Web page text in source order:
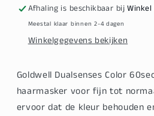
Afhaling is beschikbaar bij
Meestal klaar binnen 2-4 dagen
Winkelgegevens bekijken
Goldwell Dualsenses Color
haarmasker voor fijn tot
ervoor dat de kleur behouden